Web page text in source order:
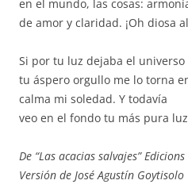
en el mundo, las cosas:
de amor y claridad. ¡Oh diosa
Si por tu luz dejaba el universo
tu áspero orgullo me lo torna
calma mi soledad. Y todavía
veo en el fondo tu más pura
De “Las acacias salvajes”
Versión de José Agustín Goytisolo